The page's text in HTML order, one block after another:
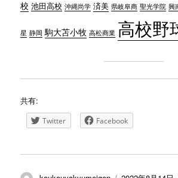
校 池田高校 沖縄尚学 済美 県岐阜商 聖光学院 興
星 静岡 駒大苫小牧 高松商業 高校野
共有:
Twitter Facebook